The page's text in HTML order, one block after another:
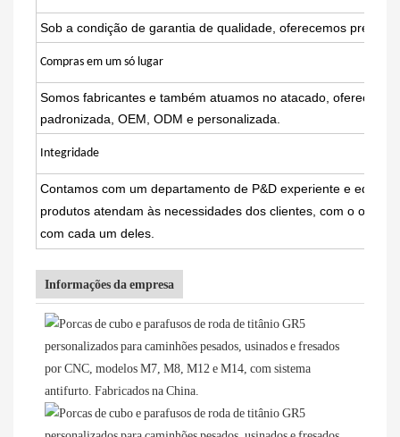
Sob a condição de garantia de qualidade, oferecemos preços
Compras em um só lugar
Somos fabricantes e também atuamos no atacado,
padronizada, OEM, ODM e personalizada.
Integridade
Contamos com um departamento de P&D experiente e
produtos atendam às necessidades dos clientes, com o
com cada um deles.
Informações da empresa